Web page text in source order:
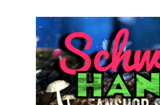
Schwammahandler
Fanshop
Store
&
more